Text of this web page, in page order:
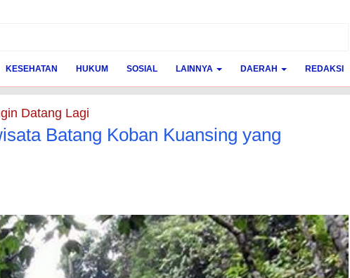
KESEHATAN HUKUM SOSIAL LAINNYA DAERAH REDAKSI
Datang Lagi
Batang Koban Kuansing yang